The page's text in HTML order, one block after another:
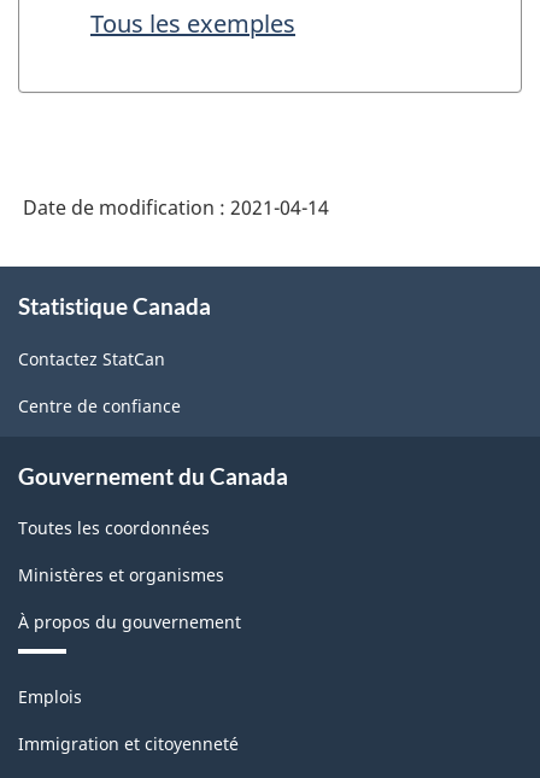
Tous les exemples
Date de modification : 2021-04-14
propos
ce
site
Statistique Canada
Contactez StatCan
Centre de confiance
Gouvernement du Canada
Toutes les coordonnées
Ministères et organismes
À propos du gouvernement
Thèmes
sujets
Emplois
Immigration et citoyenneté